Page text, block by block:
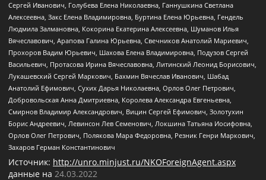
Сергей Иванович, Голубева Елена Николаевна, Ганнушкина Светлана
Алексеевна, Закс Елена Владимировна, Буртина Елена Юрьевна, Гендель
Людмила Залмановна, Кокорина Екатерина Алексеевна, Шуманов Илья
Вячеславович, Арапова Галина Юрьевна, Свечников Анатолий Мариевич,
Прохоров Вадим Юрьевич, Шахова Елена Владимировна, Подузов Сергей
Васильевич, Протасова Ирина Вячеславовна, Литинский Леонид Борисович,
Лукашевский Сергей Маркович, Бахмин Вячеслав Иванович, Шабад
Анатолий Ефимович, Сухих Дарья Николаевна, Орлов Олег Петрович,
Добровольская Анна Дмитриевна, Королева Александра Евгеньевна,
Смирнов Владимир Александрович, Вицин Сергей Ефимович, Золотухин
Борис Андреевич, Левинсон Лев Семенович, Локшина Татьяна Иосифовна,
Орлов Олег Петрович, Полякова Мара Федоровна, Резник Генри Маркович,
Захаров Герман Константинович
Источник: http://unro.minjust.ru/NKOForeignAgent.aspx
данные на 24.03.2022